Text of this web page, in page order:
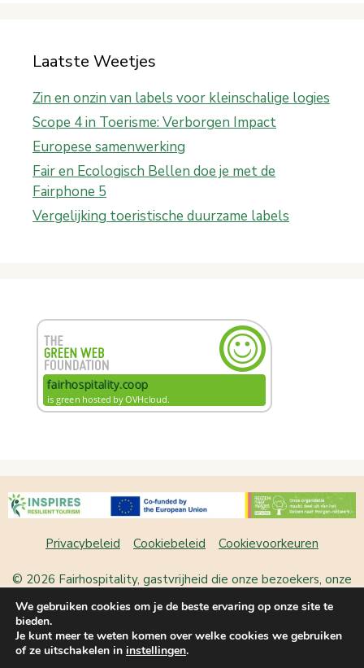
Laatste Weetjes
Zin en onzin van labels voor kleinschalige logies
Scope 4 in Toerisme: Verborgen Impact
Europese samenwerking
Fair en Ecologisch Bellen doe je met de
Fairphone 5
Vergelijking toeristische duurzame labels
Privacybeleid Cookiebeleid Cookievoorkeuren
© 2026 Fairhospitality, gastvrijheid die onze bezoekers, onze
We gebruiken cookies om je de beste ervaring op onze site te
bieden.
Je kunt meer te weten komen over welke cookies we gebruiken
of ze uitschakelen in instellingen.
Nederlands English(Engels)